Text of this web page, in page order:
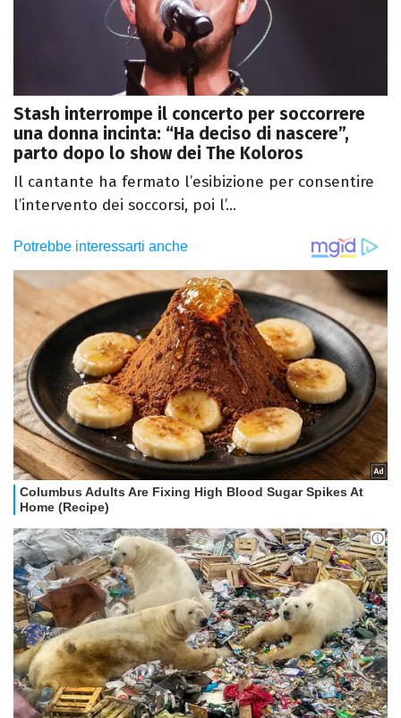
Stash interrompe il concerto per soccorrere
una donna incinta: “Ha deciso di nascere”,
parto dopo lo show dei The Koloros
Il cantante ha fermato l’esibizione per consentire
l’intervento dei soccorsi, poi l’...